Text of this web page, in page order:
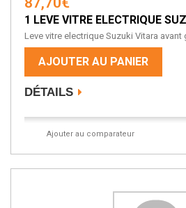
1 LEVE VITRE ELECTRIQUE
Leve vitre electrique Suzuki Vitara
AJOUTER AU PANIER
DÉTAILS
Ajouter au comparateur